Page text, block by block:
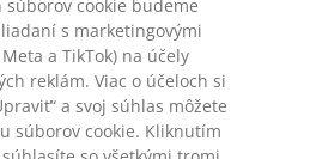
cookie budeme
s marketingovými
a TikTok) na účely
reklám. Viac o účeloch si
a svoj súhlas môžete
súborov cookie. Kliknutím